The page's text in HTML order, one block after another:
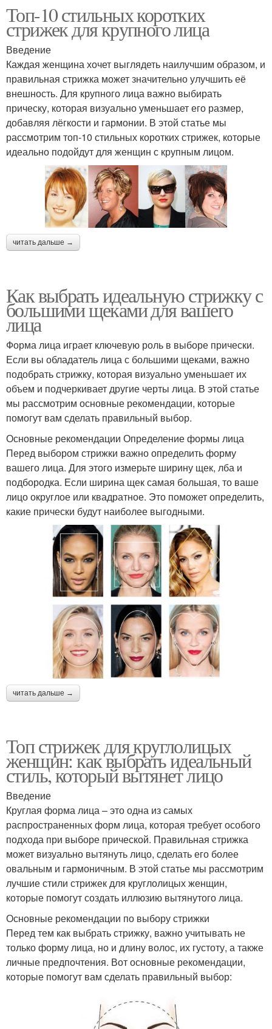
Топ-10 стильных коротких
стрижек для крупного лица
Введение
Каждая женщина хочет выглядеть наилучшим образом, и
правильная стрижка может значительно улучшить её
внешность. Для крупного лица важно выбирать
прическу, которая визуально уменьшает его размер,
добавляя лёгкости и гармонии. В этой статье мы
рассмотрим топ-10 стильных коротких стрижек, которые
идеально подойдут для женщин с крупным лицом.
читать дальше →
Как выбрать идеальную стрижку с
большими щеками для вашего
лица
Форма лица играет ключевую роль в выборе прически.
Если вы обладатель лица с большими щеками, важно
подобрать стрижку, которая визуально уменьшает их
объем и подчеркивает другие черты лица. В этой статье
мы рассмотрим основные рекомендации, которые
помогут вам сделать правильный выбор.
Основные рекомендации Определение формы лица
Перед выбором стрижки важно определить форму
вашего лица. Для этого измерьте ширину щек, лба и
подбородка. Если ширина щек самая большая, то ваше
лицо округлое или квадратное. Это поможет определить,
какие прически будут наиболее выгодными.
читать дальше →
Топ стрижек для круглолицых
женщин: как выбрать идеальный
стиль, который вытянет лицо
Введение
Круглая форма лица – это одна из самых
распространенных форм лица, которая требует особого
подхода при выборе прической. Правильная стрижка
может визуально вытянуть лицо, сделать его более
овальным и гармоничным. В этой статье мы рассмотрим
лучшие стили стрижек для круглолицых женщин,
которые помогут создать иллюзию вытянутого лица.
Основные рекомендации по выбору стрижки
Перед тем как выбрать стрижку, важно учитывать не
только форму лица, но и длину волос, их густоту, а также
личные предпочтения. Вот основные рекомендации,
которые помогут вам сделать правильный выбор: